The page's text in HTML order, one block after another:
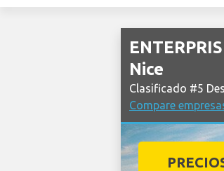
Nice
Clasificado #5
Compare